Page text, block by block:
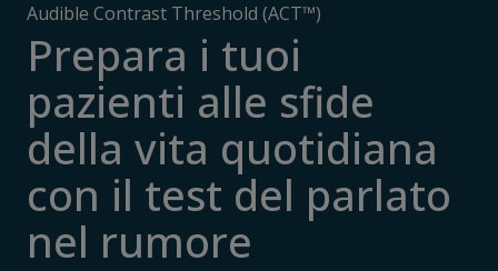
Audible Contrast Threshold (ACT™)
Prepara i tuoi
pazienti alle sfide
della vita quotidiana
con il test del parlato
nel rumore